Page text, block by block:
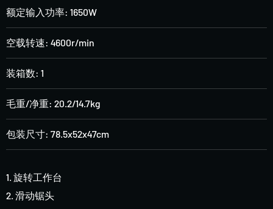
额定输入功率: 1650W
空载转速: 4600r/min
装箱数: 1
毛重/净重: 20.2/14.7kg
包装尺寸: 78.5x52x47cm
1. 旋转工作台
2. 滑动锯头